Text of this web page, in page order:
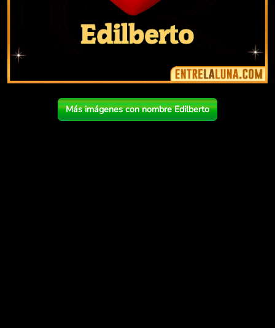
Más imágenes con nombre Edilberto